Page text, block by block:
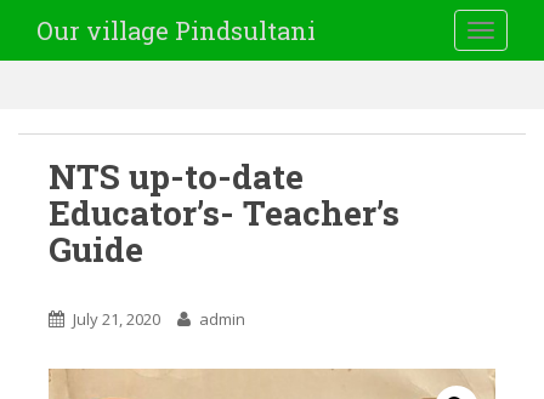
Our village Pindsultani
NTS up-to-date
Educator’s- Teacher’s
Guide
July 21, 2020 admin